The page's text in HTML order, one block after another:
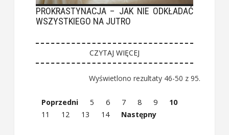
PROKRASTYNACJA – JAK NIE ODKŁADAĆ
WSZYSTKIEGO NA JUTRO
CZYTAJ WIĘCEJ
Wyświetlono rezultaty 46-50 z 95.
Poprzedni 5 6 7 8 9
10
11
12 13 14 Następny